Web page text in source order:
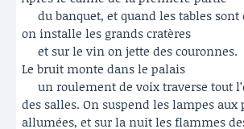
du banquet, et quand les tables sont
on installe les grands cratères
et sur le vin on jette des couronnes.
Le bruit monte dans le palais
un roulement de voix traverse tout
des salles. On suspend les lampes aux
allumées, et sur la nuit les flammes